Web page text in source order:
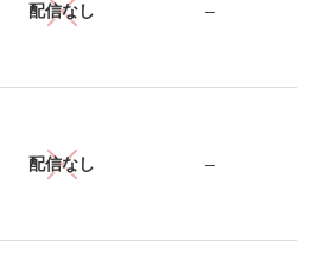
配信なし –
配信なし –